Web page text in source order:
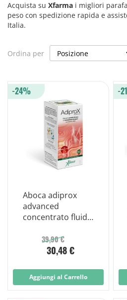
Acquista su Xfarma i migliori
peso con spedizione rapida e
Italia.
Ordina per
Aboca adiprox
advanced
concentrato fluido
metabolico 325 g
39,90 €
30,48 €
-24%
Aggiungi al Carrello
-